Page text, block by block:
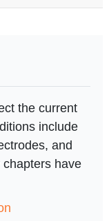
the current
include
and
have